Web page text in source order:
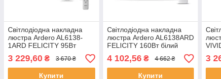
Світлодіодна накладна
люстра Ardero AL6138-
1ARD FELICITY 95Вт
білий
3 229,60 ₴ 3 670 ₴
Купити
Світлодіодна накладна
люстра Ardero AL6138ARD
FELICITY 160Вт білий
срібло
4 102,56₴ 4 662 ₴
Купити
3